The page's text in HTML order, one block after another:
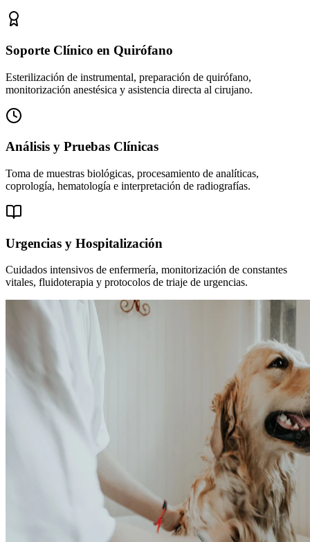
Soporte Clínico en Quirófano
Esterilización de instrumental, preparación de quirófano,
monitorización anestésica y asistencia directa al cirujano.
Análisis y Pruebas Clínicas
Toma de muestras biológicas, procesamiento de analíticas,
coprología, hematología e interpretación de radiografías.
Urgencias y Hospitalización
Cuidados intensivos de enfermería, monitorización de constantes
vitales, fluidoterapia y protocolos de triaje de urgencias.